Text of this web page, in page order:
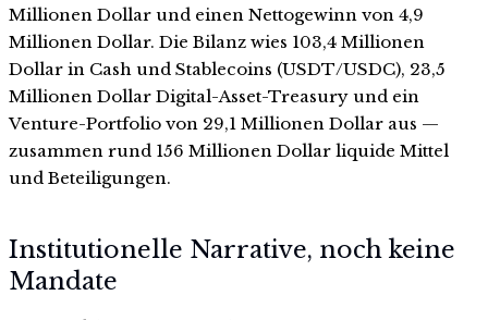
Millionen Dollar und einen Nettogewinn von 4,9
Millionen Dollar. Die Bilanz wies 103,4 Millionen
Dollar in Cash und Stablecoins (USDT/USDC), 23,5
Millionen Dollar Digital-Asset-Treasury und ein
Venture-Portfolio von 29,1 Millionen Dollar aus —
zusammen rund 156 Millionen Dollar liquide Mittel
und Beteiligungen.
Institutionelle Narrative, noch keine
Mandate